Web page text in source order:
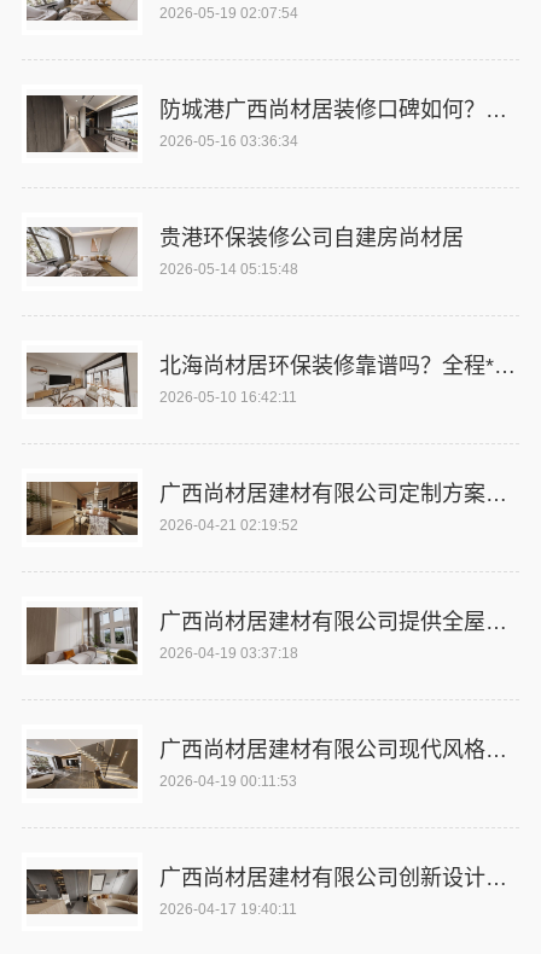
2026-05-19 02:07:54
防城港广西尚材居装修口碑如何？客户真实反馈
2026-05-16 03:36:34
贵港环保装修公司自建房尚材居
2026-05-14 05:15:48
北海尚材居环保装修靠谱吗？全程*服务放心
2026-05-10 16:42:11
广西尚材居建材有限公司定制方案满足个性需求
2026-04-21 02:19:52
广西尚材居建材有限公司提供全屋整装服务
2026-04-19 03:37:18
广西尚材居建材有限公司现代风格设计专家
2026-04-19 00:11:53
广西尚材居建材有限公司创新设计理念
2026-04-17 19:40:11